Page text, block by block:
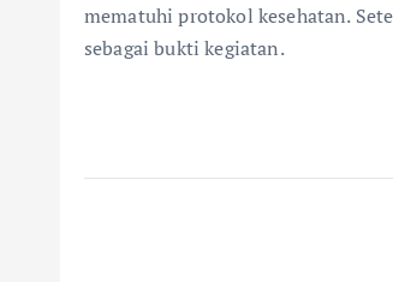
mematuhi protokol kesehatan.
sebagai bukti kegiatan.